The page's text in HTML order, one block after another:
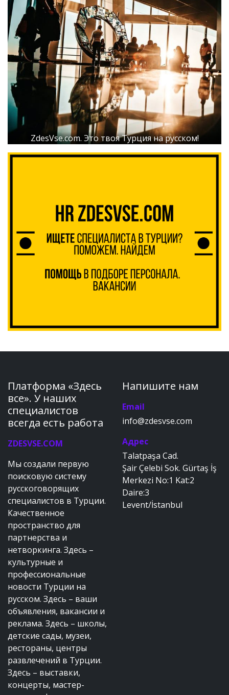
ZdesVse.com. Это твоя Турция на русском!
Платформа «Здесь
все». У наших
специалистов
всегда есть работа
ZDESVSE.COM
Мы создали первую
поисковую систему
русскоговорящих
специалистов в Турции.
Качественное
пространство для
партнерства и
нетворкинга. Здесь –
культурные и
профессиональные
новости Турции на
русском. Здесь – ваши
объявления, вакансии и
реклама. Здесь – школы,
детские сады, музеи,
рестораны, центры
развлечений в Турции.
Здесь – выставки,
концерты, мастер-
Напишите нам
Email
info@zdesvse.com
Адрес
Talatpaşa Cad.
Şair Çelebi Sok. Gürtaş İş
Merkezi No:1 Kat:2
Daire:3
Levent/İstanbul